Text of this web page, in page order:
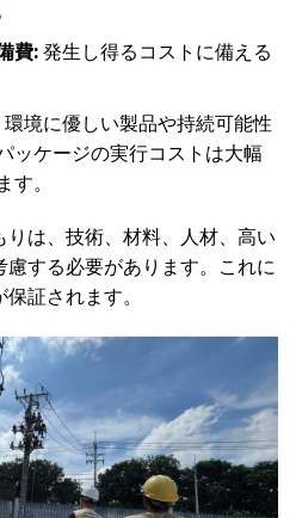
費:発生し得るコストに備える
環境に優しい製品や持続可能性
ッケージの実行コストは大幅
す。
は、技術、材料、人材、高い
する必要があります。これに
証されます。